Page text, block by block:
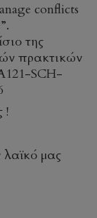
conflicts
της
πρακτικών
SCH-
!
μας